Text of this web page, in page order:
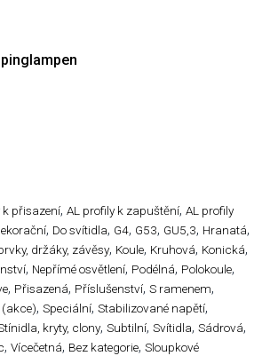
k přisazení, AL profily k zapuštění, AL profily
, Do svítidla, G4, G53, GU5,3, Hranatá,
držáky, závěsy, Koule, Kruhová, Konická,
, Nepřímé osvětlení, Podélná, Polokoule,
, Přisazená, Příslušenství, S ramenem,
, Speciální, Stabilizované napětí,
kryty, clony, Subtilní, Svítidla, Sádrová,
, Vícečetná, Bez kategorie, Sloupkové